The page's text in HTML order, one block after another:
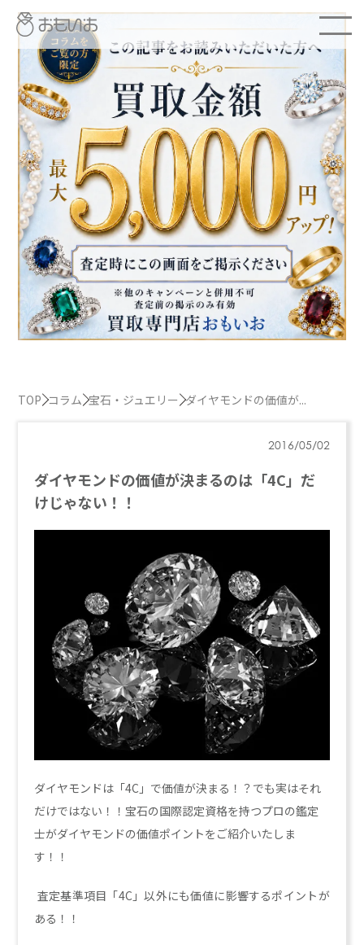
TOP コラム 宝石・ジュエリー ダイヤモンドの価値が...
2016/05/02
ダイヤモンドの価値が決まるのは「4C」だ
けじゃない！！
ダイヤモンドは「4C」で価値が決まる！？でも実はそれ
だけではない！！宝石の国際認定資格を持つプロの鑑定
士がダイヤモンドの価値ポイントをご紹介いたしま
す！！
査定基準項目「4C」以外にも価値に影響するポイントが
ある！！